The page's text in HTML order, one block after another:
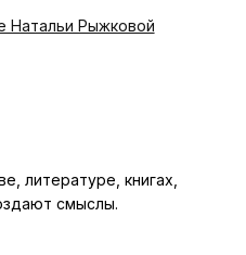
Натальи Рыжковой
литературе, книгах,
смыслы.